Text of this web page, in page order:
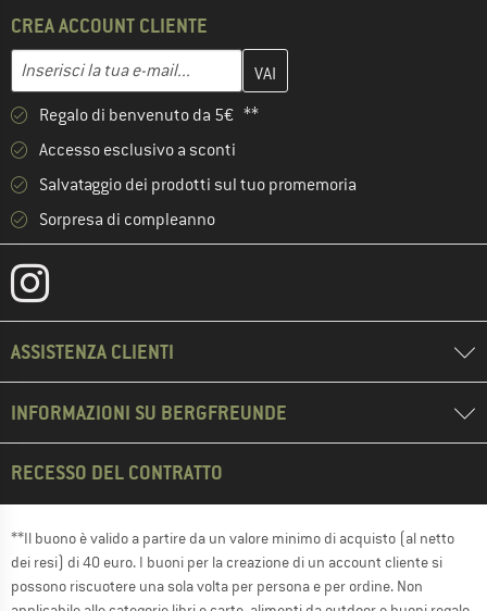
CREA ACCOUNT CLIENTE
Indirizzo e-mail
Inserisci qui il tuo indirizzo e-mail e crea il tuo account cliente
Regalo di benvenuto da 5€ **
Accesso esclusivo a sconti
Salvataggio dei prodotti sul tuo promemoria
Sorpresa di compleanno
ASSISTENZA CLIENTI
INFORMAZIONI SU BERGFREUNDE
RECESSO DEL CONTRATTO
**Il buono è valido a partire da un valore minimo di acquisto (al netto
dei resi) di 40 euro. I buoni per la creazione di un account cliente si
possono riscuotere una sola volta per persona e per ordine. Non